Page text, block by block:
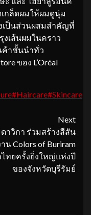
กล็ดผมให้ผมดูนุ่ม
เป็นส่วนผสมสำคัญที่
เส้นผมในคราว
ค้าชั้นนำทั่ว
ของ L’Oréal
#Haircare#Skincare
Next
าวิกา ร่วมสร้างสีสัน
น Colors of Buriram
ไทยครั้งยิ่งใหญ่แห่งปี
ของจังหวัดบุรีรัมย์